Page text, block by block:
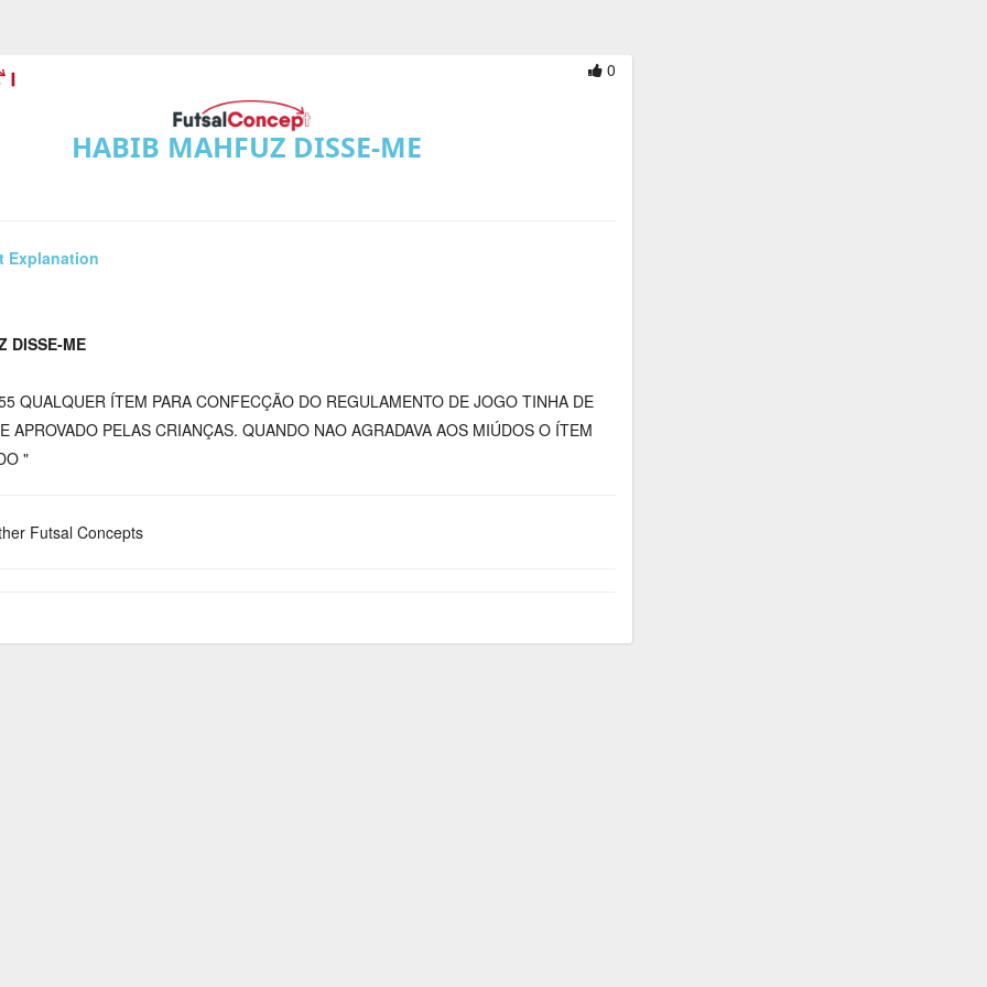
0
HABIB MAHFUZ DISSE-ME
Explanation
DISSE-ME
QUALQUER ÍTEM PARA CONFECÇÃO DO REGULAMENTO DE JOGO TINHA DE
APROVADO PELAS CRIANÇAS. QUANDO NAO AGRADAVA AOS MIÚDOS O ÍTEM
"
Futsal Concepts